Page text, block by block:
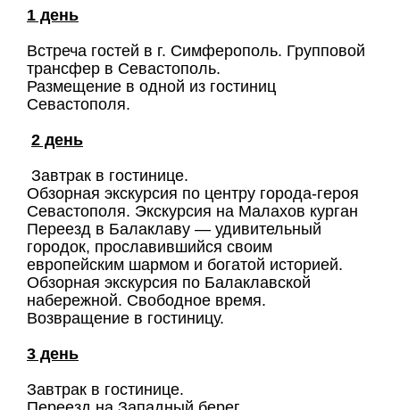
1 день
Встреча гостей в г. Симферополь. Групповой
трансфер в Севастополь.
Размещение в одной из гостиниц
Севастополя.
2 день
Завтрак в гостинице.
Обзорная экскурсия по центру города-героя
Севастополя. Экскурсия на Малахов курган
Переезд в Балаклаву — удивительный
городок, прославившийся своим
европейским шармом и богатой историей.
Обзорная экскурсия по Балаклавской
набережной. Свободное время.
Возвращение в гостиницу.
3 день
Завтрак в гостинице.